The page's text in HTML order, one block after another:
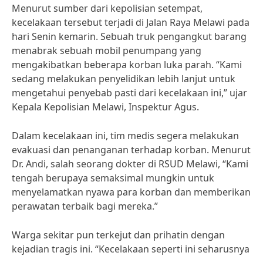
Menurut sumber dari kepolisian setempat,
kecelakaan tersebut terjadi di Jalan Raya Melawi pada
hari Senin kemarin. Sebuah truk pengangkut barang
menabrak sebuah mobil penumpang yang
mengakibatkan beberapa korban luka parah. “Kami
sedang melakukan penyelidikan lebih lanjut untuk
mengetahui penyebab pasti dari kecelakaan ini,” ujar
Kepala Kepolisian Melawi, Inspektur Agus.
Dalam kecelakaan ini, tim medis segera melakukan
evakuasi dan penanganan terhadap korban. Menurut
Dr. Andi, salah seorang dokter di RSUD Melawi, “Kami
tengah berupaya semaksimal mungkin untuk
menyelamatkan nyawa para korban dan memberikan
perawatan terbaik bagi mereka.”
Warga sekitar pun terkejut dan prihatin dengan
kejadian tragis ini. “Kecelakaan seperti ini seharusnya